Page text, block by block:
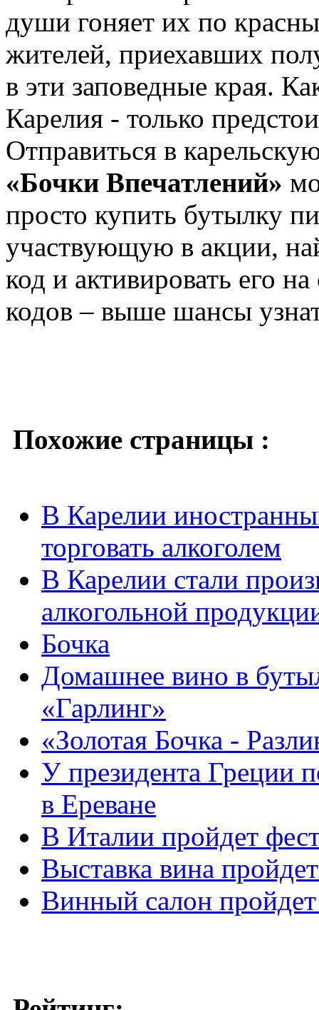
души гоняет их по
жителей, приехавших
в эти заповедные края.
Карелия - только
Отправиться в
«Бочки Впечатлений»
просто купить бутылку
участвующую в акции,
код и активировать его
кодов – выше шансы
Похожие страницы :
В Карелии
торговать алкоголем
В Карелии стали
алкогольной
Бочка
Домашнее вино в
«Гарлинг»
«Золотая Бочка -
У президента Греции
в Ереване
В Италии пройдет
Выставка вина
Винный салон